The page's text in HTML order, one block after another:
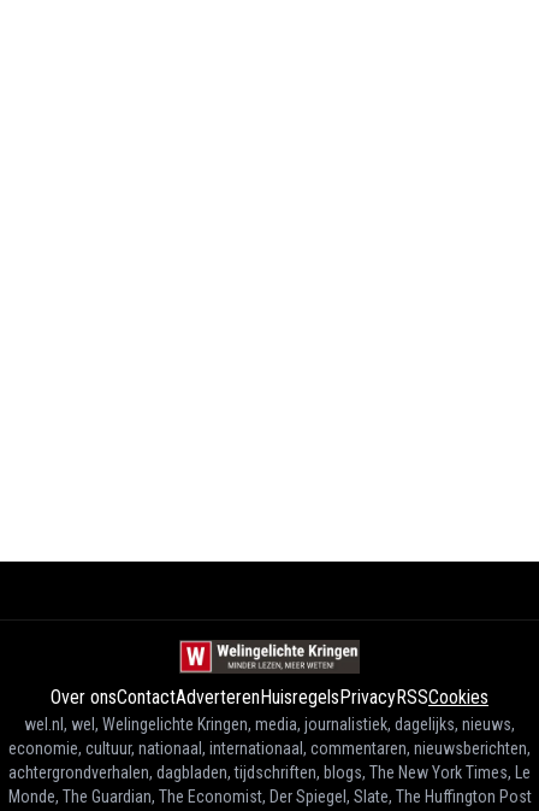
Over onsContactAdverterenHuisregelsPrivacyRSSCookies
wel.nl, wel, Welingelichte Kringen, media, journalistiek, dagelijks, nieuws,
economie, cultuur, nationaal, internationaal, commentaren, nieuwsberichten,
achtergrondverhalen, dagbladen, tijdschriften, blogs, The New York Times, Le
Monde, The Guardian, The Economist, Der Spiegel, Slate, The Huffington Post